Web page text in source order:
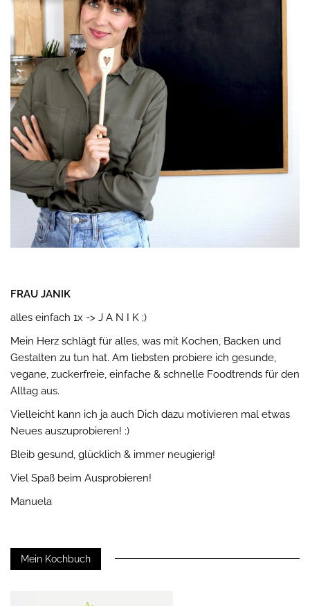
FRAU JANIK
alles einfach 1x -> J A N I K ;)
Mein Herz schlägt für alles, was mit Kochen, Backen und
Gestalten zu tun hat. Am liebsten probiere ich gesunde,
vegane, zuckerfreie, einfache & schnelle Foodtrends für den
Alltag aus.
Vielleicht kann ich ja auch Dich dazu motivieren mal etwas
Neues auszuprobieren! :)
Bleib gesund, glücklich & immer neugierig!
Viel Spaß beim Ausprobieren!
Manuela
Mein Kochbuch